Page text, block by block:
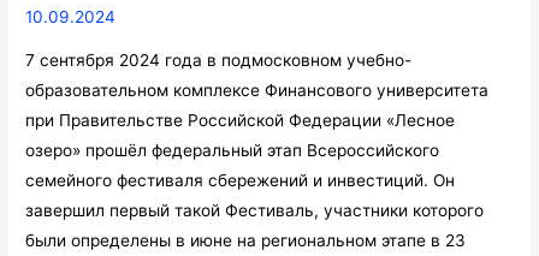
10.09.2024
7 сентября 2024 года в подмосковном учебно-
образовательном комплексе Финансового университета
при Правительстве Российской Федерации «Лесное
озеро» прошёл федеральный этап Всероссийского
семейного фестиваля сбережений и инвестиций. Он
завершил первый такой Фестиваль, участники которого
были определены в июне на региональном этапе в 23